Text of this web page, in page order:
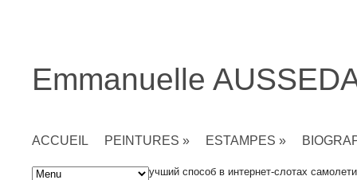
Emmanuelle
ACCUEIL PEINTURES » ESTAMPES »
Accueil » Лучший способ в интернет-слотах